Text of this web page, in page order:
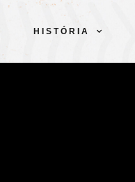
HISTÓRIA
CLUBE